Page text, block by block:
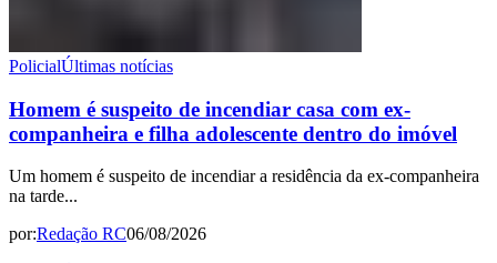
PolicialÚltimas notícias
Homem é suspeito de incendiar casa com ex-
companheira e filha adolescente dentro do imóvel
Um homem é suspeito de incendiar a residência da ex-companheira
na tarde...
por:Redação RC06/08/2026